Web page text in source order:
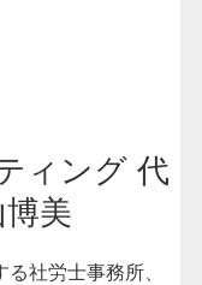
ィング 代
美
社労士事務所、